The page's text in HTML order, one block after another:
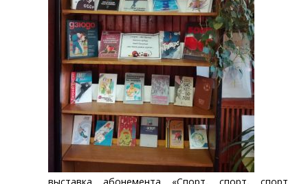
выставка абонемента «Спорт, спорт, спорт!...»